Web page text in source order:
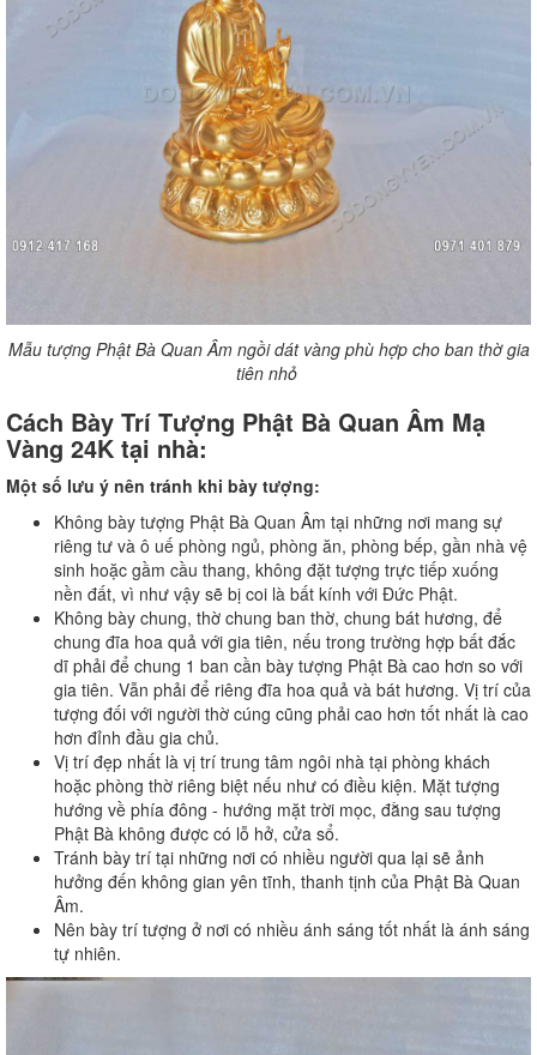
Mẫu tượng Phật Bà Quan Âm ngồi dát vàng phù hợp cho ban thờ gia
tiên nhỏ
Cách Bày Trí Tượng Phật Bà Quan Âm Mạ
Vàng 24K tại nhà:
Một số lưu ý nên tránh khi bày tượng:
Không bày tượng Phật Bà Quan Âm tại những nơi mang sự
riêng tư và ô uế phòng ngủ, phòng ăn, phòng bếp, gần nhà vệ
sinh hoặc gầm cầu thang, không đặt tượng trực tiếp xuống
nền đất, vì như vậy sẽ bị coi là bất kính với Đức Phật.
Không bày chung, thờ chung ban thờ, chung bát hương, để
chung đĩa hoa quả với gia tiên, nếu trong trường hợp bất đắc
dĩ phải để chung 1 ban cần bày tượng Phật Bà cao hơn so với
gia tiên. Vẫn phải để riêng đĩa hoa quả và bát hương. Vị trí của
tượng đối với người thờ cúng cũng phải cao hơn tốt nhất là cao
hơn đỉnh đầu gia chủ.
Vị trí đẹp nhất là vị trí trung tâm ngôi nhà tại phòng khách
hoặc phòng thờ riêng biệt nếu như có điều kiện. Mặt tượng
hướng về phía đông - hướng mặt trời mọc, đằng sau tượng
Phật Bà không được có lỗ hở, cửa sổ.
Tránh bày trí tại những nơi có nhiều người qua lại sẽ ảnh
hưởng đến không gian yên tĩnh, thanh tịnh của Phật Bà Quan
Âm.
Nên bày trí tượng ở nơi có nhiều ánh sáng tốt nhất là ánh sáng
tự nhiên.